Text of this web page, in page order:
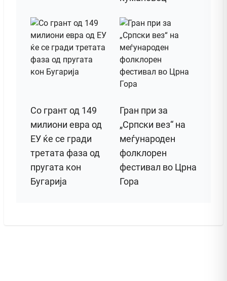
Со грант од 149
милиони евра од
ЕУ ќе се гради
третата фаза од
пругата кон
Бугарија
Гран при за
„Српски вез“ на
меѓународен
фолклорен
фестивал во Црна
Гора